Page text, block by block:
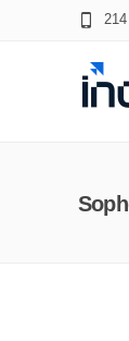
modal-check